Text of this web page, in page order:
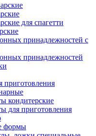
для спагетти
принадлежностей с
принадлежностей
приготовления
кондитерские
для приготовления
формы